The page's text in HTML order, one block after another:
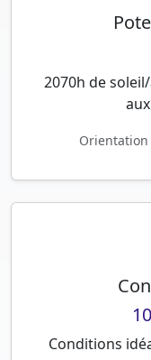
2070h de
Orientation
Conditions